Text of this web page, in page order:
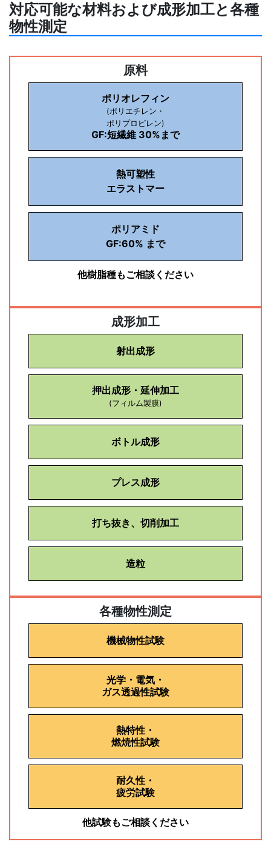
対応可能な材料および成形加工と各種
物性測定
原料
ポリオレフィン
(ポリエチレン・
ポリプロピレン)
GF:短繊維 30%まで
熱可塑性
エラストマー
ポリアミド
GF:60% まで
他樹脂種もご相談ください
成形加工
射出成形
押出成形・延伸加工
(フィルム製膜)
ボトル成形
プレス成形
打ち抜き、切削加工
造粒
各種物性測定
機械物性試験
光学・電気・
ガス透過性試験
熱特性・
燃焼性試験
耐久性・
疲労試験
他試験もご相談ください